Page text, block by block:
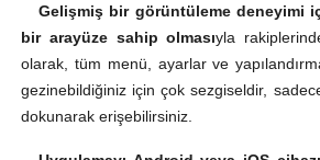
Gelişmiş bir görüntüleme deneyimi
bir arayüze sahip olmasıyla
olarak, tüm menü, ayarlar ve
gezinebildiğiniz için çok sezgiseldir,
dokunarak erişebilirsiniz.